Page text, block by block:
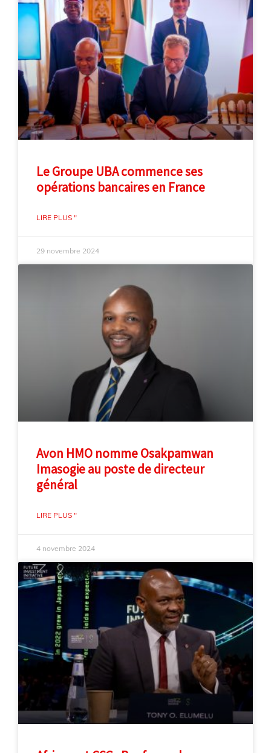
Le Groupe UBA commence ses
opérations bancaires en France
LIRE PLUS "
29 novembre 2024
Avon HMO nomme Osakpamwan
Imasogie au poste de directeur
général
LIRE PLUS "
4 novembre 2024